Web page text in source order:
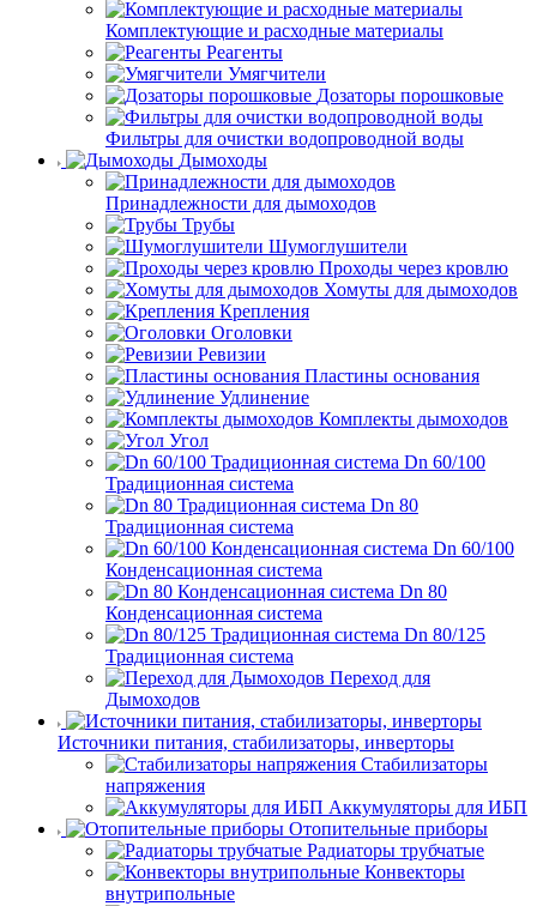
Комплектующие и расходные материалы
Реагенты
Умягчители
Дозаторы порошковые
Фильтры для очистки водопроводной воды
Дымоходы
Принадлежности для дымоходов
Трубы
Шумоглушители
Проходы через кровлю
Хомуты для дымоходов
Крепления
Оголовки
Ревизии
Пластины основания
Удлинение
Комплекты дымоходов
Угол
Dn 60/100
Традиционная система
Dn 80
Традиционная система
Dn 60/100
Конденсационная система
Dn 80
Конденсационная система
Dn 80/125
Традиционная система
Переход для
Дымоходов
Источники питания, стабилизаторы, инверторы
Стабилизаторы
напряжения
Аккумуляторы для ИБП
Отопительные приборы
Радиаторы трубчатые
Конвекторы
внутрипольные